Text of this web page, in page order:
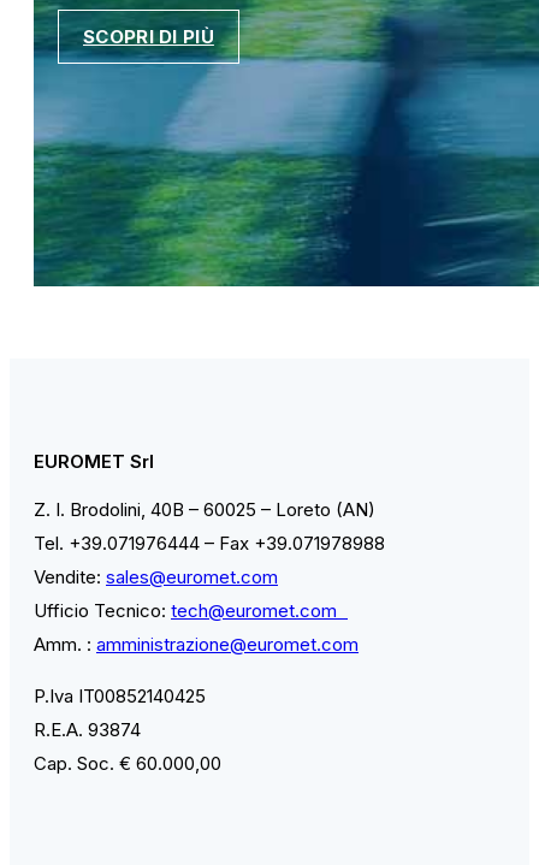
SCOPRI DI PIÙ
EUROMET Srl
Z. I. Brodolini, 40B – 60025 – Loreto (AN)
Tel. +39.071976444 – Fax +39.071978988
Vendite: sales@euromet.com
Ufficio Tecnico: tech@euromet.com
Amm. : amministrazione@euromet.com
P.Iva IT00852140425
R.E.A. 93874
Cap. Soc. € 60.000,00